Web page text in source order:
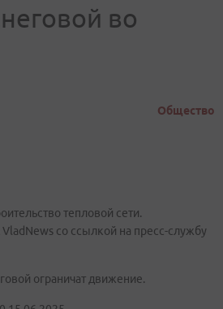
во
Общество
тепловой сети.
со ссылкой на пресс-службу
ограничат движение.